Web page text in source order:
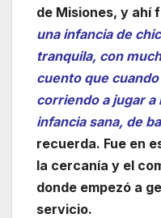
de Misiones, y ahí
una infancia de
tranquila, con
cuento que
corriendo a jugar a
infancia sana, de
recuerda. Fue en
la cercanía y el
donde empezó a
servicio.